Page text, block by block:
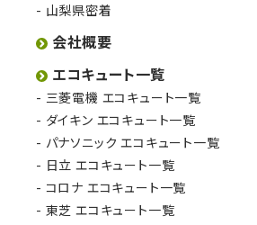
山梨県密着
会社概要
エコキュート一覧
三菱電機 エコキュート一覧
ダイキン エコキュート一覧
パナソニック エコキュート一覧
日立 エコキュート一覧
コロナ エコキュート一覧
東芝 エコキュート一覧